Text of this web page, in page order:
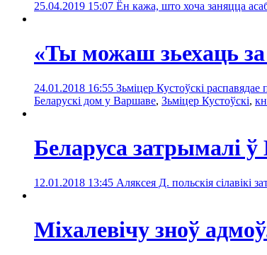
25.04.2019 15:07 Ён кажа, што хоча заняцца
«Ты можаш зьехаць
24.01.2018 16:55 Зьміцер Кустоўскі
Беларускі дом у Варшаве, Зьміцер Кустоўскі,
Беларуса затрымалі
12.01.2018 13:45 Аляксея Д. польскія сілавікі
Міхалевічу зноў